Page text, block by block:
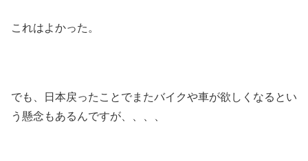
これはよかった。
でも、日本戻ったことでまたバイクや車が欲しくなるとい
う懸念もあるんですが、、、、